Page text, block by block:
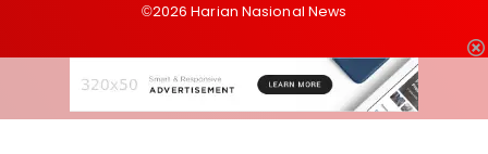
©2026 Harian Nasional News